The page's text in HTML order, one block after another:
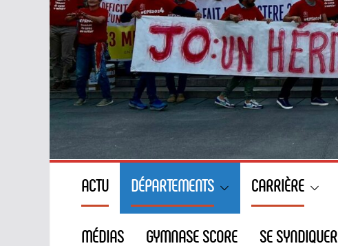
ACTU DÉPARTEMENTS CARRIÈRE
MÉDIAS GYMNASE SCORE SE SYNDIQUER